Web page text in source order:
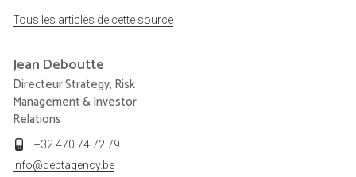
Tous les articles de cette source
Jean Deboutte
Directeur Strategy, Risk
Management & Investor
Relations
+32 470 74 72 79
info@debtagency.be